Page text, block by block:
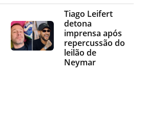
Tiago Leifert
detona
imprensa após
repercussão do
leilão de
Neymar